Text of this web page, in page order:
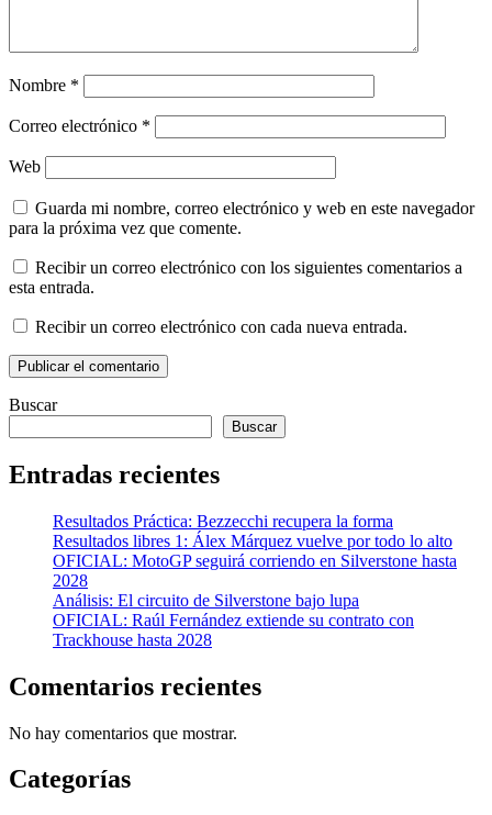
Nombre *
Correo electrónico *
Web
Guarda mi nombre, correo electrónico y web en este navegador
para la próxima vez que comente.
Recibir un correo electrónico con los siguientes comentarios a
esta entrada.
Recibir un correo electrónico con cada nueva entrada.
Buscar
Buscar
Entradas recientes
Resultados Práctica: Bezzecchi recupera la forma
Resultados libres 1: Álex Márquez vuelve por todo lo alto
OFICIAL: MotoGP seguirá corriendo en Silverstone hasta
2028
Análisis: El circuito de Silverstone bajo lupa
OFICIAL: Raúl Fernández extiende su contrato con
Trackhouse hasta 2028
Comentarios recientes
No hay comentarios que mostrar.
Categorías